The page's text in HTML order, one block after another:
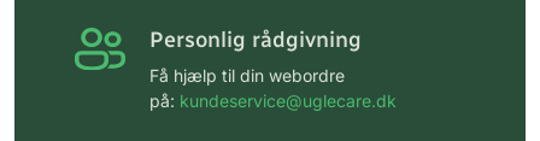
Personlig rådgivning
Få hjælp til din webordre
på: kundeservice@uglecare.dk